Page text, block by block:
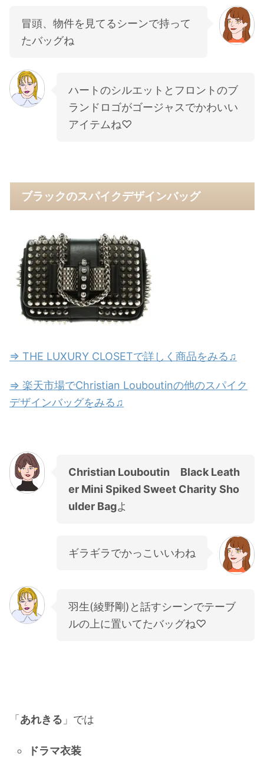
冒頭、物件を見てるシーンで持って
たバッグね
ハートのシルエットとフロントのブ
ランドロゴがゴージャスでかわいい
アイテムね♡
ブラックのスパイクデザインバッグ
⇒ THE LUXURY CLOSETで詳しく商品をみる♫
⇒ 楽天市場でChristian Louboutinの他のスパイク
デザインバッグをみる♫
Christian Louboutin Black Leath
er Mini Spiked Sweet Charity Sho
ulder Bagよ
ギラギラでかっこいいわね
羽生(綾野剛)と話すシーンでテーブ
ルの上に置いてたバッグね♡
「 あれきる 」では
ドラマ衣装